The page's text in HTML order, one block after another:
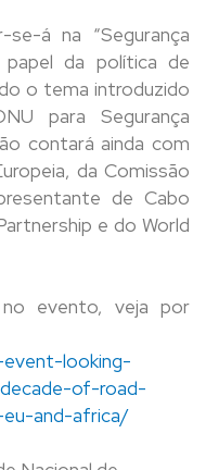
á na “Segurança
da política de
o tema introduzido
para Segurança
contará ainda com
da Comissão
de Cabo
e do World
evento, veja por
looking-
of-road-
and-africa/